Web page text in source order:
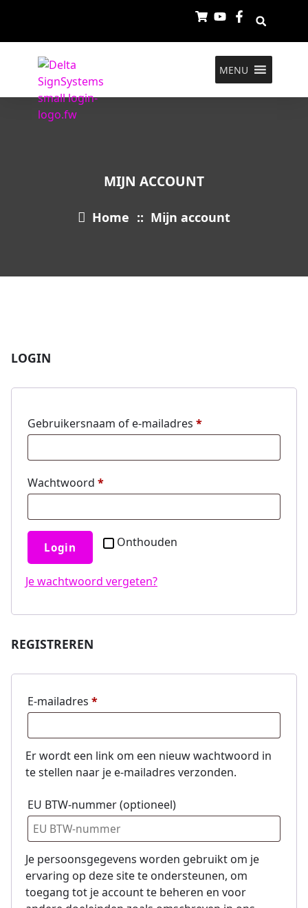
MENU
MIJN ACCOUNT
Home :: Mijn account
LOGIN
Gebruikersnaam of e-mailadres *
Wachtwoord *
Onthouden
Login
Je wachtwoord vergeten?
REGISTREREN
E-mailadres *
Er wordt een link om een nieuw wachtwoord in
te stellen naar je e-mailadres verzonden.
EU BTW-nummer(optioneel)
Je persoonsgegevens worden gebruikt om je
ervaring op deze site te ondersteunen, om
toegang tot je account te beheren en voor